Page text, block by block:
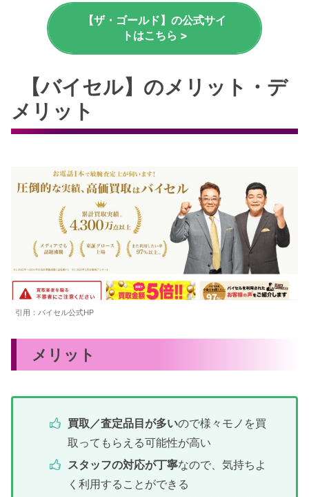
【ザ・ゴールド】の公式サイ
トはこちら >
【バイセル】のメリット・デ
メリット
引用：バイセル公式HP
メリット
買取／査定品目が多いので様々モノを買
取ってもらえる可能性が高い
スタッフの対応が丁寧なので、気持ちよ
く利用することができる